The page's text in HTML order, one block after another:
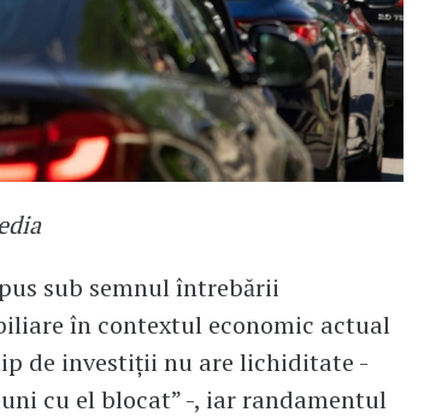
sub semnul întrebării
în contextul economic actual
de investiții nu are lichiditate -
cu el blocat” -, iar randamentul